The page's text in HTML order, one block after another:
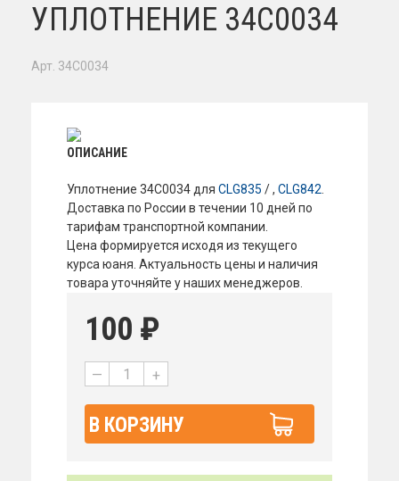
УПЛОТНЕНИЕ 34С0034
Арт. 34C0034
ОПИСАНИЕ
Уплотнение 34С0034 для CLG835 / , CLG842
Доставка по России в течении 10 дней по
тарифам транспортной компании.
Цена формируется исходя из текущего
курса юаня. Актуальность цены и наличия
товара уточняйте у наших менеджеров.
100 ₽
— +
В КОРЗИНУ